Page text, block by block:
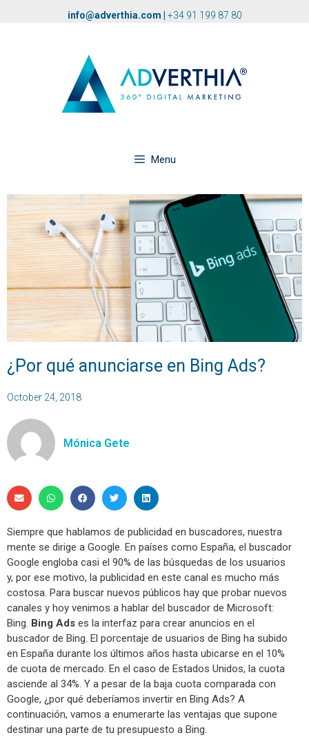
info@adverthia.com +34 91 199 87 80
Menu
¿Por qué anunciarse en Bing Ads?
October 24, 2018
Mónica Gete
Siempre que hablamos de publicidad en buscadores, nuestra
mente se dirige a Google. En países como España, el buscador
Google engloba casi el 90% de las búsquedas de los usuarios
y, por ese motivo, la publicidad en este canal es mucho más
costosa. Para buscar nuevos públicos hay que probar nuevos
canales y hoy venimos a hablar del buscador de Microsoft:
Bing. Bing Ads es la interfaz para crear anuncios en el
buscador de Bing. El porcentaje de usuarios de Bing ha subido
en España durante los últimos años hasta ubicarse en el 10%
de cuota de mercado. En el caso de Estados Unidos, la cuota
asciende al 34%. Y a pesar de la baja cuota comparada con
Google, ¿por qué deberíamos invertir en Bing Ads? A
continuación, vamos a enumerarte las ventajas que supone
destinar una parte de tu presupuesto a Bing.